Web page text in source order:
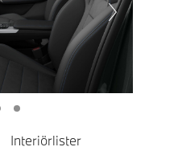
Next
Interiörlister